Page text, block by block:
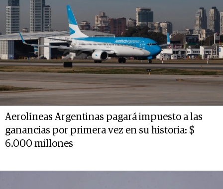
Aerolíneas Argentinas pagará impuesto a las
ganancias por primera vez en su historia: $
6.000 millones